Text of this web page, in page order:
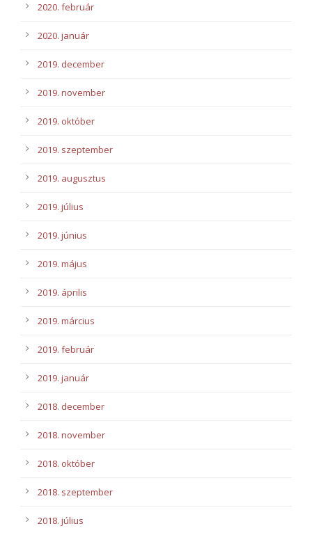
2020. február
2020. január
2019. december
2019. november
2019. október
2019. szeptember
2019. augusztus
2019. július
2019. június
2019. május
2019. április
2019. március
2019. február
2019. január
2018. december
2018. november
2018. október
2018. szeptember
2018. július